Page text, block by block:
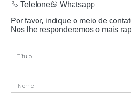
Telefone
Whatsapp
Por favor, indique o meio de
Nós lhe responderemos o mais
Nome